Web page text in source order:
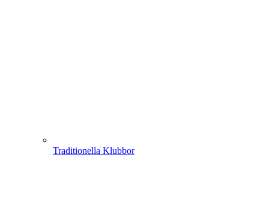
Traditionella Klubbor